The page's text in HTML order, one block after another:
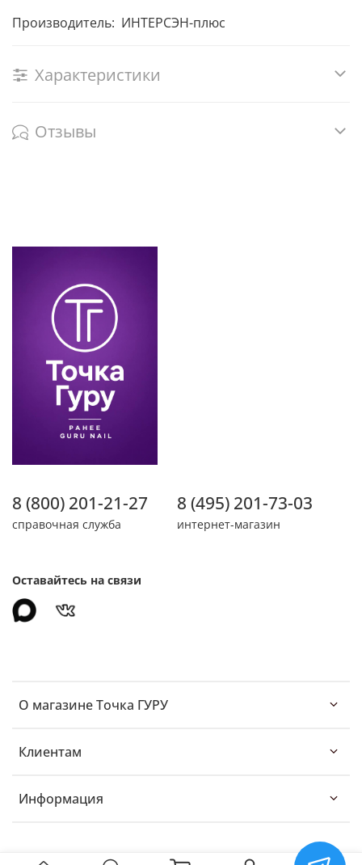
Производитель: ИНТЕРСЭН-плюс
Характеристики
Отзывы
О магазине Точка ГУРУ
Клиентам
Информация
8 (800) 201-21-27
справочная служба
8 (495) 201-73-03
интернет-магазин
Оставайтесь на связи